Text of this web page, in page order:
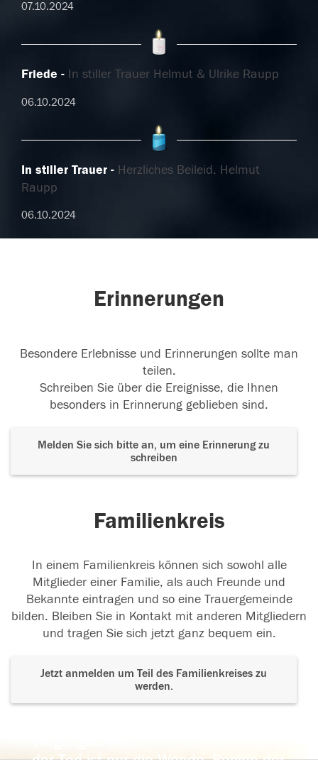
07.10.2024
Friede In stiller Trauer Helmut & Ulrike Raupp
06.10.2024
In stiller Trauer
Herzliches Beileid. Helmut
Raupp
06.10.2024
Erinnerungen
Besondere Erlebnisse und Erinnerungen sollte man
teilen.
Schreiben Sie über die Ereignisse, die Ihnen
besonders in Erinnerung geblieben sind.
Melden Sie sich bitte an, um eine Erinnerung zu
schreiben
Familienkreis
In einem Familienkreis können sich sowohl alle
Mitglieder einer Familie, als auch Freunde und
Bekannte eintragen und so eine Trauergemeinde
bilden. Bleiben Sie in Kontakt mit anderen Mitgliedern
und tragen Sie sich jetzt ganz bequem ein.
Jetzt anmelden um Teil des Familienkreises zu
werden.